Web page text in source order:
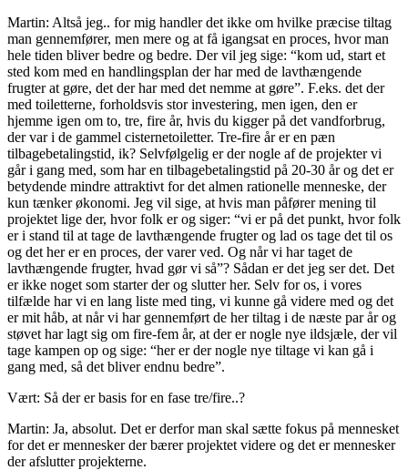
Martin: Altså jeg.. for mig handler det ikke om hvilke præcise tiltag
man gennemfører, men mere og at få igangsat en proces, hvor man
hele tiden bliver bedre og bedre. Der vil jeg sige: “kom ud, start et
sted kom med en handlingsplan der har med de lavthængende
frugter at gøre, det der har med det nemme at gøre”. F.eks. det der
med toiletterne, forholdsvis stor investering, men igen, den er
hjemme igen om to, tre, fire år, hvis du kigger på det vandforbrug,
der var i de gammel cisternetoiletter. Tre-fire år er en pæn
tilbagebetalingstid, ik? Selvfølgelig er der nogle af de projekter vi
går i gang med, som har en tilbagebetalingstid på 20-30 år og det er
betydende mindre attraktivt for det almen rationelle menneske, der
kun tænker økonomi. Jeg vil sige, at hvis man påfører mening til
projektet lige der, hvor folk er og siger: “vi er på det punkt, hvor folk
er i stand til at tage de lavthængende frugter og lad os tage det til os
og det her er en proces, der varer ved. Og når vi har taget de
lavthængende frugter, hvad gør vi så”? Sådan er det jeg ser det. Det
er ikke noget som starter der og slutter her. Selv for os, i vores
tilfælde har vi en lang liste med ting, vi kunne gå videre med og det
er mit håb, at når vi har gennemført de her tiltag i de næste par år og
støvet har lagt sig om fire-fem år, at der er nogle nye ildsjæle, der vil
tage kampen op og sige: “her er der nogle nye tiltage vi kan gå i
gang med, så det bliver endnu bedre”.
Vært: Så der er basis for en fase tre/fire..?
Martin: Ja, absolut. Det er derfor man skal sætte fokus på mennesket
for det er mennesker der bærer projektet videre og det er mennesker
der afslutter projekterne.